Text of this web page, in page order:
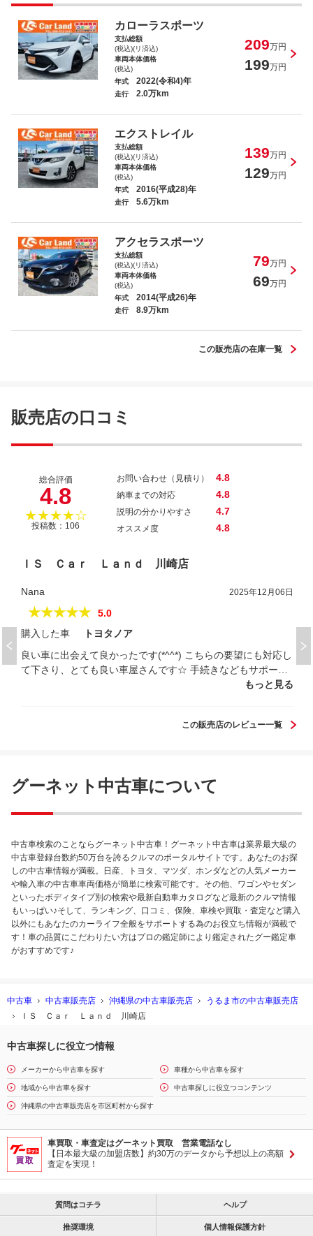
デイズルークス ハイウェイスター Ｘ
クロスビー ハイブリッドＭＸ
カローラスポーツ
支払総額
(税込)(リ済込)
209万円
車両本体価格
(税込)
199万円
年式 2022(令和4)年
走行 2.0万km
エクストレイル
支払総額
(税込)(リ済込)
139万円
車両本体価格
(税込)
129万円
年式 2016(平成28)年
走行 5.6万km
アクセラスポーツ
支払総額
(税込)(リ済込)
79万円
車両本体価格
(税込)
69万円
年式 2014(平成26)年
走行 8.9万km
この販売店の在庫一覧
販売店の口コミ
総合評価
4.8
★★★★☆
投稿数：106
お問い合わせ（見積り） 4.8
納車までの対応 4.8
説明の分かりやすさ 4.7
オススメ度 4.8
ＩＳ Ｃａｒ Ｌａｎｄ 川崎店
Nana 2025年12月06日
★★★★★
5.0
購入した車
トヨタノア
良い車に出会えて良かったです(*^^*) こちらの要望にも対応し
て下さり、とても良い車屋さんです☆ 手続きなどもサポート
助かりました☆ また利用したいと思いました☆ありがとうご
もっと見る
この販売店のレビュー一覧
グーネット中古車について
中古車検索のことならグーネット中古車！グーネット中古車は業界最大級の
中古車登録台数約50万台を誇るクルマのポータルサイトです。あなたのお探
しの中古車情報が満載。日産、トヨタ、マツダ、ホンダなどの人気メーカー
や輸入車の中古車車両価格が簡単に検索可能です。その他、ワゴンやセダン
といったボディタイプ別の検索や最新自動車カタログなど最新のクルマ情報
もいっぱい♪そして、ランキング、口コミ、保険、車検や買取・査定など購入
以外にもあなたのカーライフ全般をサポートする為のお役立ち情報が満載で
す！車の品質にこだわりたい方はプロの鑑定師により鑑定されたグー鑑定車
がおすすめです♪
中古車 中古車販売店 沖縄県の中古車販売店
うるま市の中古車販売店
ＩＳ Ｃａｒ Ｌａｎｄ 川崎店
中古車探しに役立つ情報
メーカーから中古車を探す 車種から中古車を探す
地域から中古車を探す 中古車探しに役立つコンテンツ
沖縄県の中古車販売店を市区町村から探す
車買取・車査定はグーネット買取 営業電話なし
【日本最大級の加盟店数】約30万のデータから予想以上の高額
査定を実現！
質問はコチラ ヘルプ
推奨環境 個人情報保護方針